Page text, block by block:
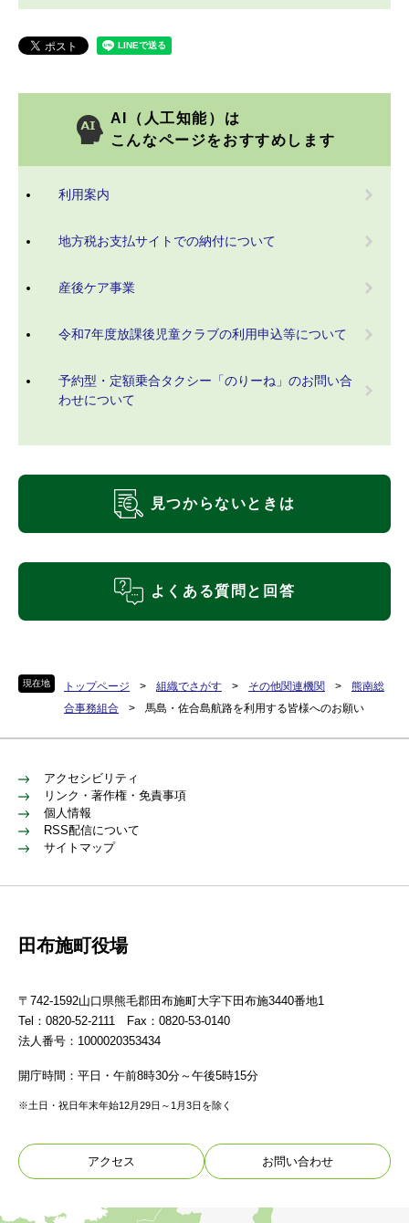
現在地 トップページ > 組織でさがす > その他関連機関 >
熊南総
合事務組合
> 馬島・佐合島航路を利用する皆様へのお願い
AI（人工知能）は
こんなページをおすすめします
利用案内
地方税お支払サイトでの納付について
産後ケア事業
令和7年度放課後児童クラブの利用申込等について
予約型・定額乗合タクシー「のりーね」のお問い合
わせについて
見つからないときは
よくある質問と回答
アクセシビリティ
リンク・著作権・免責事項
個人情報
RSS配信について
サイトマップ
田布施町役場
〒742-1592山口県熊毛郡田布施町大字下田布施3440番地1
Tel：0820-52-2111 Fax：0820-53-0140
法人番号：1000020353434
開庁時間：平日・午前8時30分～午後5時15分
※土日・祝日年末年始12月29日～1月3日を除く
アクセス お問い合わせ